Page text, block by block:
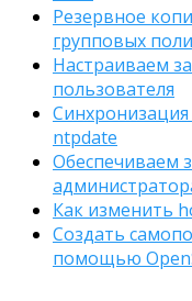
Резервное
групповых
Настраиваем
пользователя
ntpdate
Обеспечиваем
Как изменить
Создать
помощью